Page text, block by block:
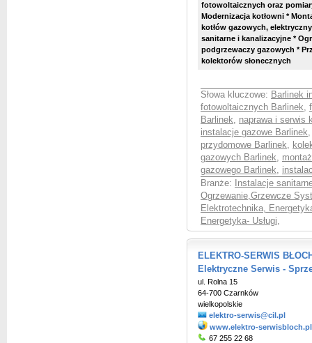
fotowoltaicznych oraz
Modernizacja kotłowni *
kotłów gazowych,
sanitarne i kanalizacyjne *
podgrzewaczy gazowych *
kolektorów słonecznych
Słowa kluczowe: Barlinek
fotowoltaicznych Barlinek,
Barlinek, naprawa i serwis
instalacje gazowe Barlinek
przydomowe Barlinek,
gazowych Barlinek,
gazowego Barlinek,
Branże:
Instalacje
Ogrzewanie,Grzewcze
Elektrotechnika,
Energetyka- Usługi,
ELEKTRO-SERWIS
Elektryczne Serwis -
ul. Rolna 15
64-700 Czarnków
wielkopolskie
elektro-serwis@cil.pl
www.elektro-serwisbloch.pl
67 255 22 68